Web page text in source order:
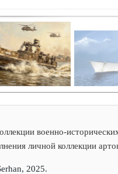
военно-
личной коллекции
2025.